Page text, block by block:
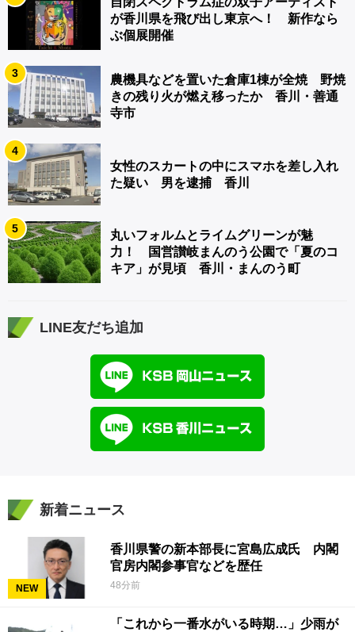
が香川県を飛び出し東京へ！ 新作なら
ぶ個展開催
3
農機具などを置いた倉庫1棟が全焼 野焼
きの残り火が燃え移ったか 香川・善通
寺市
4
女性のスカートの中にスマホを差し入れ
た疑い 男を逮捕 香川
5
丸いフォルムとライムグリーンが魅
力！ 国営讃岐まんのう公園で「夏のコ
キア」が見頃 香川・まんのう町
LINE友だち追加
新着ニュース
NEW
香川県警の新本部長に宮島広成氏 内閣
官房内閣参事官などを歴任
48分前
「これから一番水がいる時期…」少雨が